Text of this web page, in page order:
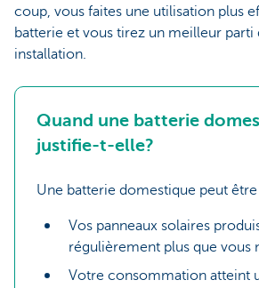
coup, vous faites une utilisation plus
batterie et vous tirez un meilleur parti
installation.
Quand une batterie
justifie-t-elle?
Une batterie domestique peut
Vos panneaux solaires
régulièrement plus que vous
Votre consommation atteint